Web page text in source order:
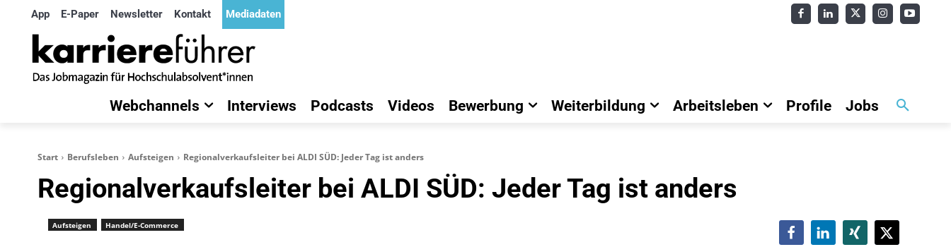
App E-Paper Newsletter Kontakt Mediadaten
Webchannels Interviews Podcasts Videos Bewerbung Weiterbildung Arbeitsleben Profile Jobs
Start Berufsleben Aufsteigen Regionalverkaufsleiter bei ALDI SÜD: Jeder Tag ist anders
Regionalverkaufsleiter bei ALDI SÜD: Jeder Tag ist anders
Aufsteigen Handel/E-Commerce